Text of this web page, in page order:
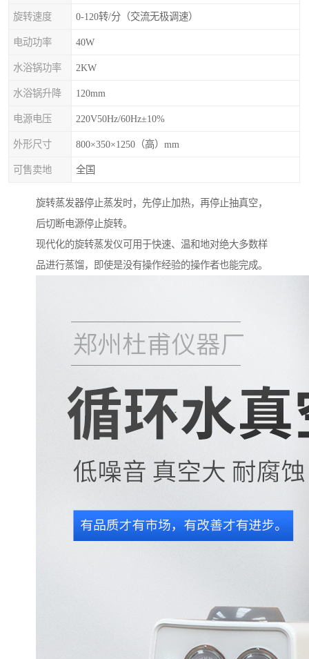
旋转速度 0-120转/分（交流无极调速）
电动功率 40W
水浴锅功率 2KW
水浴锅升降 120mm
电源电压 220V50Hz/60Hz±10%
外形尺寸 800×350×1250（高）mm
可售卖地 全国
旋转蒸发器停止蒸发时，先停止加热，再停止抽真空，
后切断电源停止旋转。
现代化的旋转蒸发仪可用于快速、温和地对绝大多数样
品进行蒸馏，即使是没有操作经验的操作者也能完成。